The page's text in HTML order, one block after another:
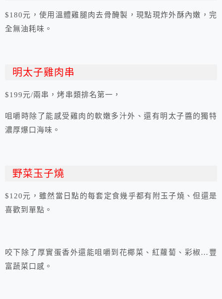
$180元，使用溫體雞腿肉去骨醃製，現點現炸外酥內嫩，完
全無油耗味。
明太子雞肉串
$199元/兩串，烤串類排名第一，
咀嚼時除了能感受雞肉的軟嫩多汁外、還有明太子醬的獨特
濃厚爆口海味。
野菜玉子燒
$120元，雖然當日點的每套定食幾乎都有附玉子燒、但還是
喜歡到單點。
咬下除了厚實蛋香外還能咀嚼到花椰菜、紅蘿蔔、彩椒…豐
富蔬菜口感。